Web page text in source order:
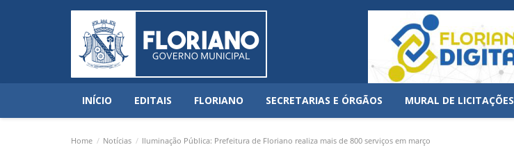
INÍCIO EDITAIS FLORIANO SECRETARIAS E ÓRGÃOS MURAL DE LICITAÇÕES
Home Notícias Iluminação Pública: Prefeitura de Floriano realiza mais de 800 serviços em março